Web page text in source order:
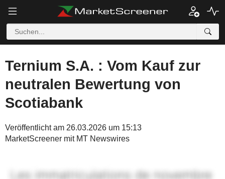
Ternium S.A. : Vom Kauf zur
neutralen Bewertung von
Scotiabank
Veröffentlicht am 26.03.2026 um 15:13
MarketScreener mit MT Newswires